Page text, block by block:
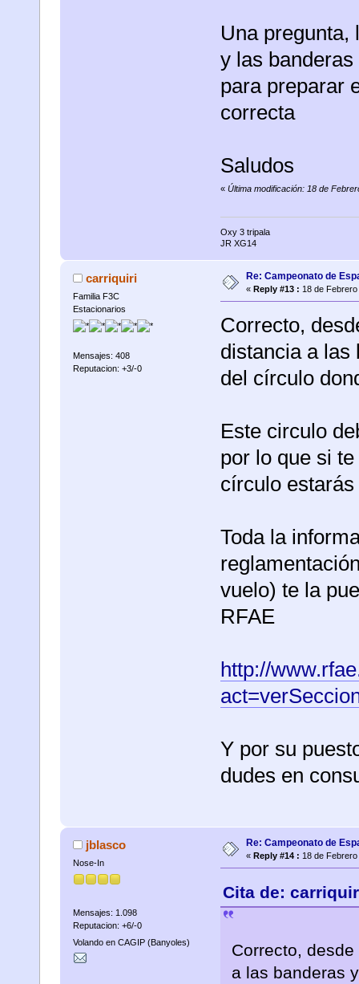
Una pregunta,
y las
para preparar
correcta
Saludos
« Última modificación: 18 de
Oxy 3 tripala
JR XG14
carriquiri
Familia F3C
Estacionarios
Mensajes: 408
Reputacion: +3/-0
Re: Campeonato de
« Reply #13 : 18 de
Correcto,
distancia a las
del círculo
Este circulo
por lo que si
círculo
Toda la
vuelo) te la
RFAE
http://
Y por su
dudes en
jblasco
Nose-In
Mensajes: 1.098
Reputacion: +6/-0
Volando en CAGIP (Banyoles)
Re: Campeonato de
« Reply #14 : 18 de
Cita de:
Correcto,
a las banderas